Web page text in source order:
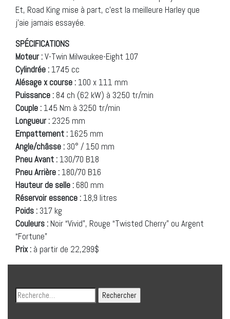
Et, Road King mise à part, c’est la meilleure Harley que
j’aie jamais essayée.
SPÉCIFICATIONS
Moteur :V-Twin Milwaukee-Eight 107
Cylindrée : 1745 cc
Alésage x course : 100 x 111 mm
Puissance : 84 ch (62 kW) à 3250 tr/min
Couple : 145 Nm à 3250 tr/min
Longueur : 2325 mm
Empattement : 1625 mm
Angle/châsse : 30° / 150 mm
Pneu Avant : 130/70 B18
Pneu Arrière : 180/70 B16
Hauteur de selle : 680 mm
Réservoir essence : 18,9 litres
Poids : 317 kg
Couleurs : Noir “Vivid”, Rouge “Twisted Cherry” ou Argent
“Fortune”
Prix : à partir de 22,299$